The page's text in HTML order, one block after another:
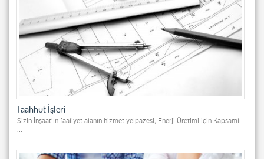
Taahhüt İşleri
Sizin İnşaat'ın faaliyet alanın hizmet yelpazesi; Enerji Üretimi için Kapsamlı